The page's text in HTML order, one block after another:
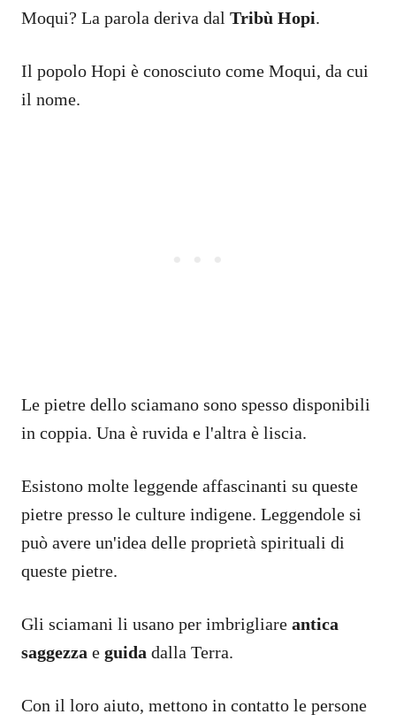
Moqui? La parola deriva dal Tribù Hopi.
Il popolo Hopi è conosciuto come Moqui, da cui
il nome.
Le pietre dello sciamano sono spesso disponibili
in coppia. Una è ruvida e l'altra è liscia.
Esistono molte leggende affascinanti su queste
pietre presso le culture indigene. Leggendole si
può avere un'idea delle proprietà spirituali di
queste pietre.
Gli sciamani li usano per imbrigliare antica
saggezza e guida dalla Terra.
Con il loro aiuto, mettono in contatto le persone